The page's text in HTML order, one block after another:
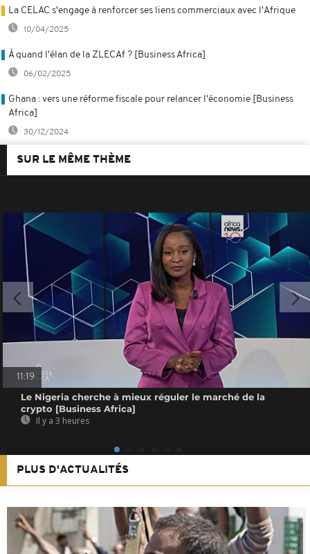
La CELAC s'engage à renforcer ses liens commerciaux avec l'Afrique
10/04/2025
À quand l'élan de la ZLECAf ? [Business Africa]
06/02/2025
Ghana : vers une réforme fiscale pour relancer l'économie [Business
Africa]
30/12/2024
SUR LE MÊME THÈME
11:19
Le Nigeria cherche à mieux réguler le marché de la
crypto [Business Africa]
Il y a 3 heures
PLUS D'ACTUALITÉS